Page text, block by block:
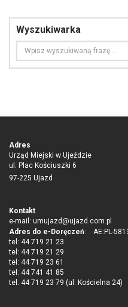
Wyszukiwarka
Adres
Urząd Miejski w Ujeździe
ul. Plac Kościuszki 6
97-225 Ujazd
Kontakt
e-mail: umujazd@ujazd.com.pl
Adres do e-Doręczeń: AE:PL-
tel: 44 719 21 23
tel: 44 719 21 29
tel: 44 719 23 61
tel: 44 741 41 85
tel. 44 719 23 79 (ul. Kościelna 24)